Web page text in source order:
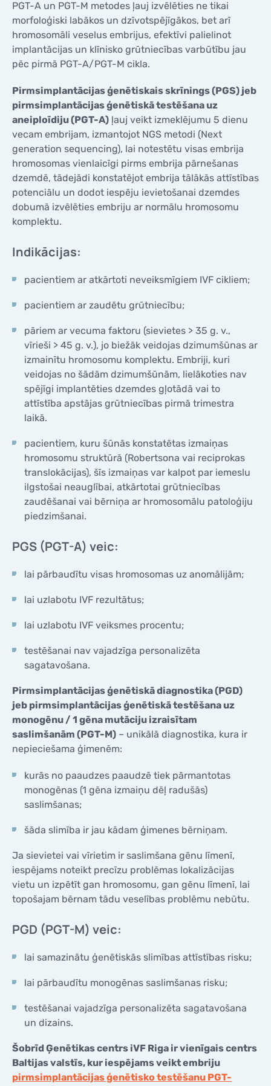
KONTAKTI
KONTAKTI
PGT-A un PGT-M metodes ļauj izvēlēties ne tikai
morfoloģiski labākos un dzīvotspējīgākos, bet arī
hromosomāli veselus embrijus, efektīvi palielinot
implantācijas un klīnisko grūtniecības varbūtību jau
pēc pirmā PGT-A/PGT-M cikla.
Pirmsimplantācijas ģenētiskais skrīnings (PGS) jeb
pirmsimplantācijas ģenētiskā testēšana uz
aneiploīdiju (PGT-A) ļauj veikt izmeklējumu 5 dienu
vecam embrijam, izmantojot NGS metodi (Next
generation sequencing), lai notestētu visas embrija
hromosomas vienlaicīgi pirms embrija pārnešanas
dzemdē, tādejādi konstatējot embrija tālākās attīstības
potenciālu un dodot iespēju ievietošanai dzemdes
dobumā izvēlēties embriju ar normālu hromosomu
komplektu.
Indikācijas:
pacientiem ar atkārtoti neveiksmīgiem IVF cikliem;
pacientiem ar zaudētu grūtniecību;
pāriem ar vecuma faktoru (sievietes > 35 g. v.,
vīrieši > 45 g. v.), jo biežāk veidojas dzimumšūnas ar
izmainītu hromosomu komplektu. Embriji, kuri
veidojas no šādām dzimumšūnām, lielākoties nav
spējīgi implantēties dzemdes gļotādā vai to
attīstība apstājas grūtniecības pirmā trimestra
laikā.
pacientiem, kuru šūnās konstatētas izmaiņas
hromosomu struktūrā (Robertsona vai reciprokas
translokācijas), šīs izmaiņas var kalpot par iemeslu
ilgstošai neauglībai, atkārtotai grūtniecības
zaudēšanai vai bērniņa ar hromosomālu patoloģiju
piedzimšanai.
PGS (PGT-A) veic:
lai pārbaudītu visas hromosomas uz anomālijām;
lai uzlabotu IVF rezultātus;
lai uzlabotu IVF veiksmes procentu;
testēšanai nav vajadzīga personalizēta
sagatavošana.
Pirmsimplantācijas ģenētiskā diagnostika (PGD)
jeb pirmsimplantācijas ģenētiskā testēšana uz
monogēnu / 1 gēna mutāciju izraisītam
saslimšanām (PGT-M) – unikālā diagnostika, kura ir
nepieciešama ģimenēm:
kurās no paaudzes paaudzē tiek pārmantotas
monogēnas (1 gēna izmaiņu dēļ radušās)
saslimšanas;
šāda slimība ir jau kādam ģimenes bērniņam.
Ja sievietei vai vīrietim ir saslimšana gēnu līmenī,
iespējams noteikt precīzu problēmas lokalizācijas
vietu un izpētīt gan hromosomu, gan gēnu līmenī, lai
topošajam bērnam tādu veselības problēmu nebūtu.
PGD (PGT-M) veic:
lai samazinātu ģenētiskās slimības attīstības risku;
lai pārbaudītu monogēnas saslimšanas risku;
testēšanai vajadzīga personalizēta sagatavošana
un dizains.
Šobrīd Ģenētikas centrs iVF Riga ir vienīgais centrs
Baltijas valstīs, kur iespējams veikt embriju
pirmsimplantācijas ģenētisko testēšanu PGT-